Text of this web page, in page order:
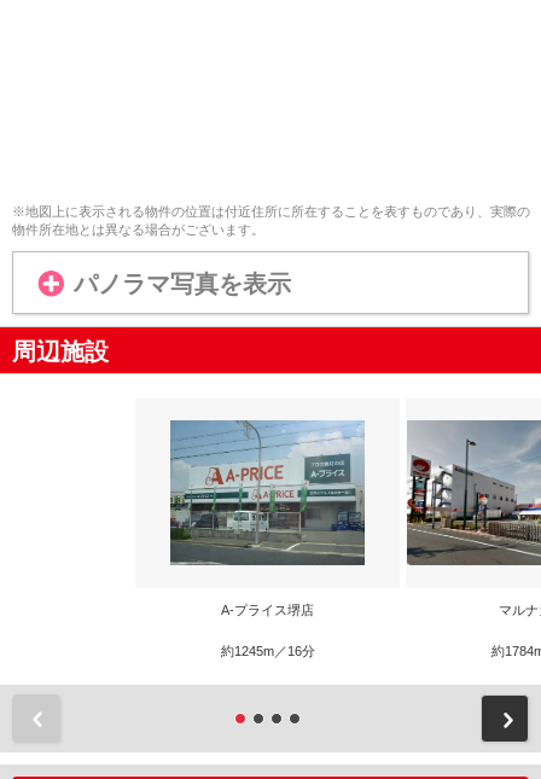
※地図上に表示される物件の位置は付近住所に所在することを表すものであり、実際の
物件所在地とは異なる場合がございます。
パノラマ写真を表示
周辺施設
A-プライス堺店
約1245m／16分
マル
約